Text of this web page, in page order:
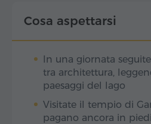
Cosa aspettarsi
In una giornata
tra architettura,
paesaggi del lago
Visitate il tempio di
pagano ancora in